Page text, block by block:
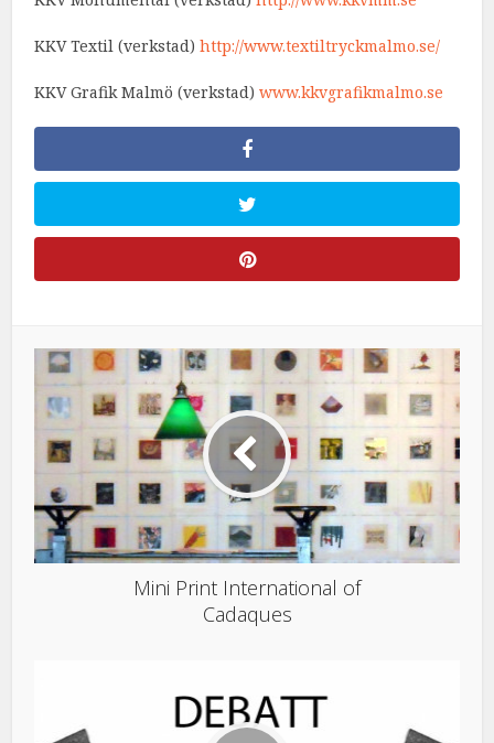
KKV Textil (verkstad)http://www.textiltryckmalmo.se/
KKV Grafik Malmö (verkstad)www.kkvgrafikmalmo.se
Mini Print International of
Cadaques